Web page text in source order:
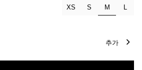
XS S M선택됨L
추가